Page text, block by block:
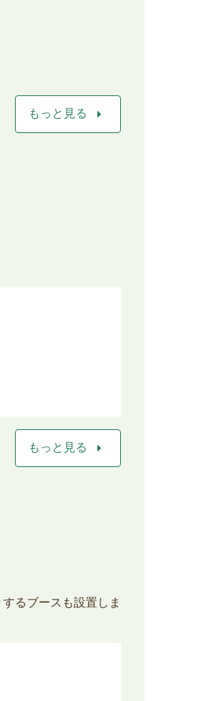
もっと見る arrow_right
もっと見る arrow_right
るブースも設置しま